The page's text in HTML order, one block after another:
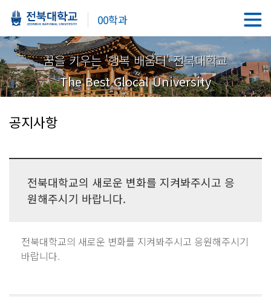
00학과
꿈을 키우는 '행복 배움터' 전북대학교
The Best Glocal University
공지사항
전북대학교의 새로운 변화를 지켜봐주시고 응
원해주시기 바랍니다.
전북대학교의 새로운 변화를 지켜봐주시고 응원해주시기
바랍니다.